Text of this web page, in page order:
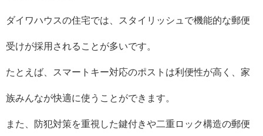
ダイワハウスの住宅では、スタイリッシュで機能的な郵便
受けが採用されることが多いです。
たとえば、スマートキー対応のポストは利便性が高く、家
族みんなが快適に使うことができます。
また、防犯対策を重視した鍵付きや二重ロック構造の郵便